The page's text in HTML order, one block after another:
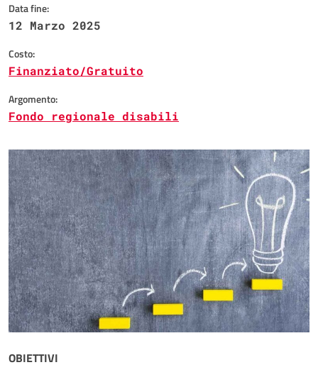
Data fine:
12 Marzo 2025
Costo:
Finanziato/Gratuito
Argomento:
Fondo regionale disabili
OBIETTIVI